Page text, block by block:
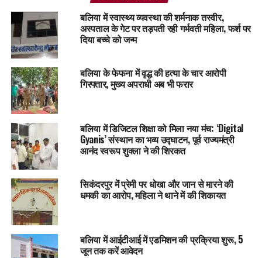
बलिया में स्वास्थ्य व्यवस्था की शर्मनाक तस्वीर,
अस्पताल के गेट पर तड़पती रही गर्भवती महिला, फर्श पर
दिया बच्चे को जन्म
बलिया के फेफना में वृद्ध की हत्या के चार आरोपी
गिरफ्तार, मुख्य अपराधी अब भी फरार
बलिया में डिजिटल शिक्षा को मिला नया मंच: ‘Digital
Gyanis’ संस्थान का भव्य उद्घाटन, पूर्व राज्यमंत्री
आनंद स्वरूप शुक्ला ने की शिरकत
सिकंदरपुर में प्रेमी पर धोखा और जान से मारने की
धमकी का आरोप, महिला ने थाने में की शिकायत
बलिया में आईटीआई में एडमिशन की प्रक्रिया शुरू, 5
जून तक करें आवेदन